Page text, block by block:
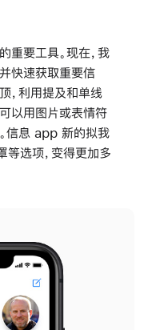
要工具。现在，我
快速获取重要信
，利用提及和单线
以用图片或表情符
信息 app 新的拟我
等选项，变得更加多